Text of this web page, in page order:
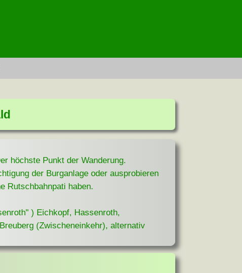
höchste Punkt der Wanderung.
der Burganlage oder ausprobieren
Rutschbahnpati haben.
) Eichkopf, Hassenroth,
(Zwischeneinkehr), alternativ